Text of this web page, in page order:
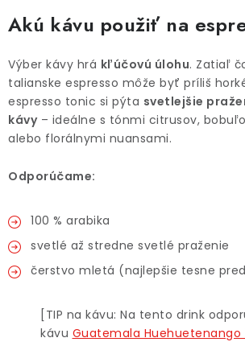
Akú kávu použiť na
Výber kávy hrá kľúčovú úlohu. Zatiaľ
talianske espresso môže byť príliš
espresso tonic si pýta svetlejšie
kávy– ideálne s tónmi citrusov,
alebo florálnymi nuansami.
Odporúčame:
100 % arabika
svetlé až stredne svetlé praženie
čerstvo mletá (najlepšie tesne
[TIP na kávu: Na tento drink
kávu Guatemala Huehuetenango